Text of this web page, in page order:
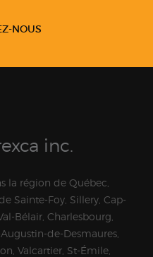
NOUS
inc.
la région de Québec,
Sainte-Foy, Sillery, Cap-
Bélair, Charlesbourg,
de-Desmaures,
Valcartier, St-Émile,